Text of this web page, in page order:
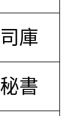
司庫
秘書